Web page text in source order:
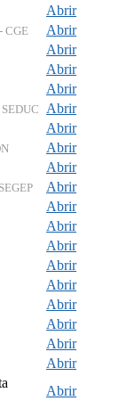
Abrir
- CGE
Abrir
Abrir
Abrir
Abrir
Abrir
Abrir
Abrir
Abrir
Abrir
Abrir
Abrir
Abrir
Abrir
Abrir
Abrir
Abrir
Abrir
Abrir
Abrir